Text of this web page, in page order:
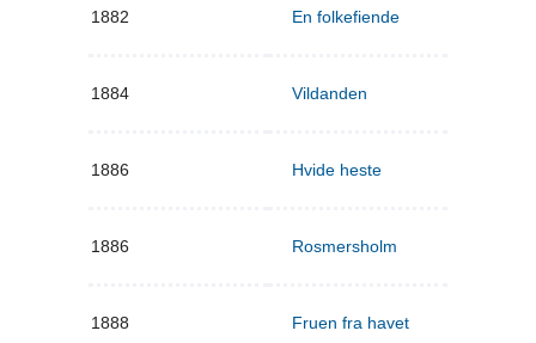
1882 En folkefiende
1884 Vildanden
1886 Hvide heste
1886 Rosmersholm
1888 Fruen fra havet